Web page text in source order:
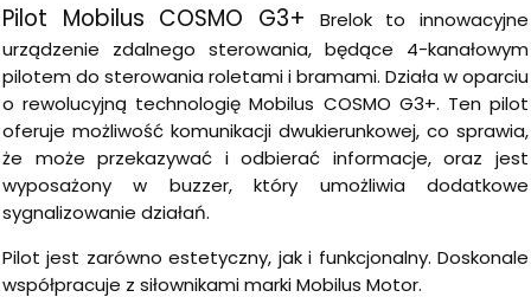
Pilot Mobilus COSMO G3+ Brelok to innowacyjne
urządzenie zdalnego sterowania, będące 4-kanałowym
pilotem do sterowania roletami i bramami. Działa w oparciu
o rewolucyjną technologię Mobilus COSMO G3+. Ten pilot
oferuje możliwość komunikacji dwukierunkowej, co sprawia,
że może przekazywać i odbierać informacje, oraz jest
wyposażony w buzzer, który umożliwia dodatkowe
sygnalizowanie działań.
Pilot jest zarówno estetyczny, jak i funkcjonalny. Doskonale
współpracuje z siłownikami marki Mobilus Motor.